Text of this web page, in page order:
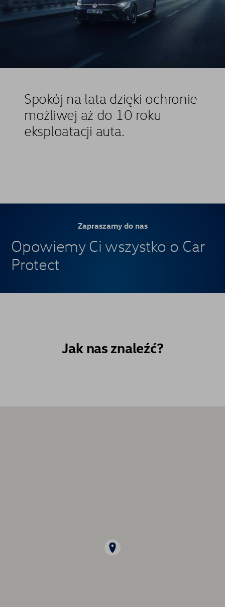
Spokój na lata dzięki ochronie
możliwej aż do 10 roku
eksploatacji auta.
Zapraszamy do nas
Opowiemy Ci wszystko o Car
Protect
Jak nas znaleźć?